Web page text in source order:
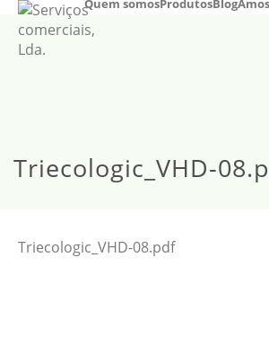
Quem somosProdutosBlog
Triecologic_VHD-
Triecologic_VHD-08.pdf